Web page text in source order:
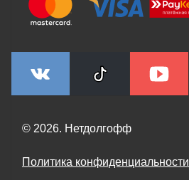
© 2026. Нетдолгофф
Политика конфиденциальности